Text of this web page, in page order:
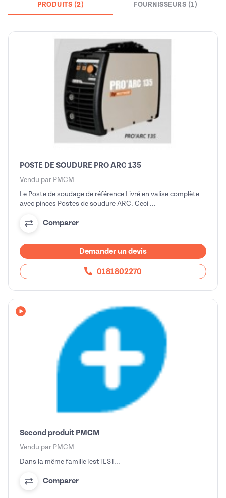
PRODUITS (2) FOURNISSEURS (1)
POSTE DE SOUDURE PRO ARC 135
Vendu par PMCM
Le Poste de soudage de référence Livré en valise complète
avec pinces Postes de soudure ARC. Ceci ...
Comparer
Demander un devis
0181802270
Avec vidéo
Second produit PMCM
Vendu par PMCM
Dans la même familleTestTEST...
Comparer